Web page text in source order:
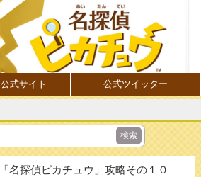
公式サイト 公式ツイッター
「名探偵ピカチュウ」攻略その１０